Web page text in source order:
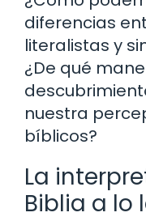
diferencias
literalistas y
¿De qué
nuestra
bíblicos?
La
Biblia a lo